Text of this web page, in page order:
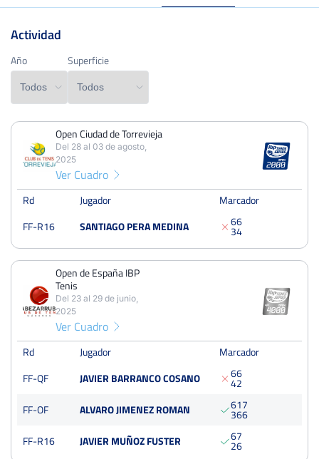
Profesional desde
Año Superficie
PERDIDOS PARTIDOS
8 21
PERDIDOS SETS
17 26
PERDIDOS JUEGOS GANADOS
186 391 205
Open Ciudad de Torrevieja
Del 28 al 03 de agosto, 2025
Dieciseisavos
Del 23 al 29 de junio, 2025
600 Puntos
Actividad
Año Superficie
Open Ciudad de Torrevieja
Del 28 al 03 de agosto,
2025
Ver Cuadro
Rd Jugador
Marcador
FF-R16
SANTIAGO PERA MEDINA 6
3
6
4
Open de España IBP
Tenis
Del 23 al 29 de junio,
2025
Ver Cuadro
Rd Jugador
Marcador
FF-QF
JAVIER BARRANCO COSANO 6
4
6
2
FF-OF
ALVARO JIMENEZ ROMAN 6
3
1
6
7
6
FF-R16
JAVIER MUÑOZ FUSTER 6
2
7
6